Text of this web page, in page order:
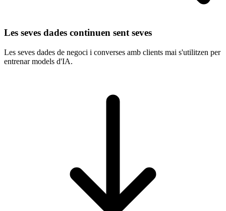
Les seves dades continuen sent seves
Les seves dades de negoci i converses amb clients mai s'utilitzen per
entrenar models d'IA.